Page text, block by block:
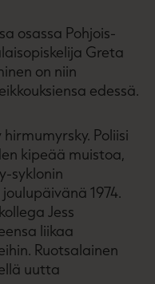
osassa Pohjois-
Greta
on niin
edessä.
Poliisi
kipeää muistoa,
syklonin
1974.
Jess
liikaa
Ruotsalainen
uutta